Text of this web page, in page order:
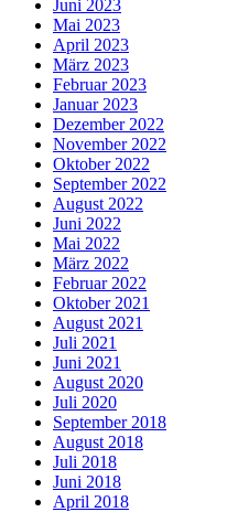
Juni 2023
Mai 2023
April 2023
März 2023
Februar 2023
Januar 2023
Dezember 2022
November 2022
Oktober 2022
September 2022
August 2022
Juni 2022
Mai 2022
März 2022
Februar 2022
Oktober 2021
August 2021
Juli 2021
Juni 2021
August 2020
Juli 2020
September 2018
August 2018
Juli 2018
Juni 2018
April 2018